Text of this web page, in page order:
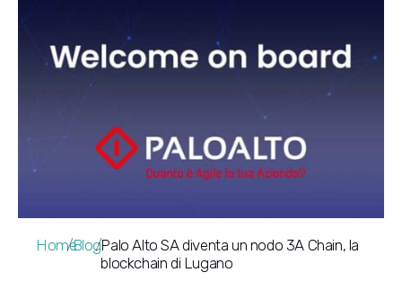
Home
/Blog
/Palo Alto SA diventa un nodo 3A Chain, la
blockchain di Lugano